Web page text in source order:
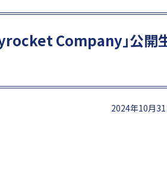
Company」公開
2024年10月31